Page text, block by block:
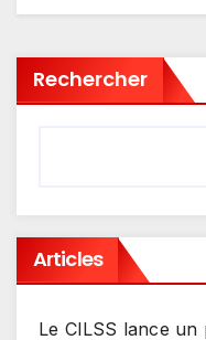
Rechercher
Articles
Le CILSS lance